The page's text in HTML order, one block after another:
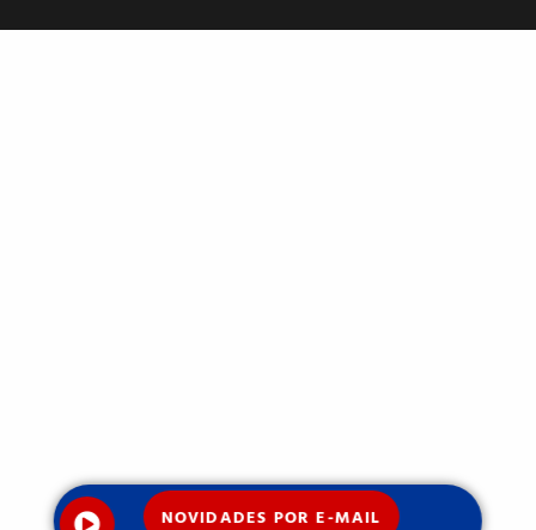
NOVIDADES POR E-MAIL